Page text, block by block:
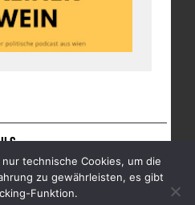
IMPRESSUM
technische Cookies, um die
zu gewährleisten, es gibt
Funktion.